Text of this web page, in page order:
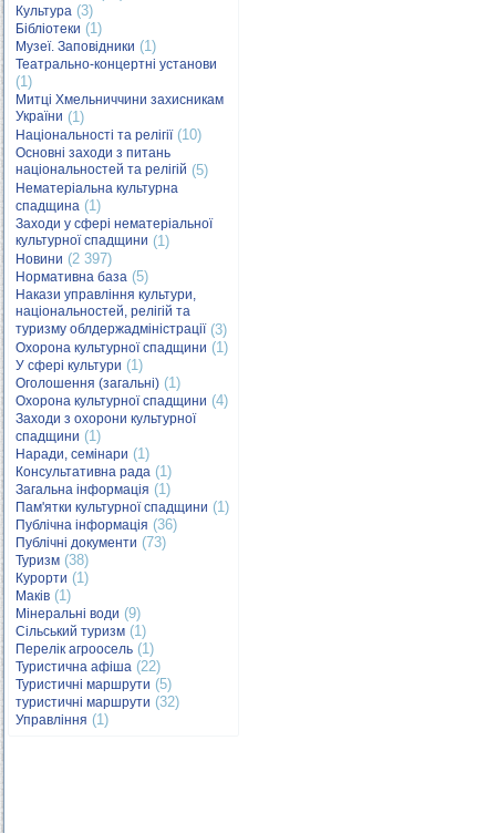
Культура (3)
Бібліотеки (1)
Музеї. Заповідники (1)
Театрально-концертні установи
(1)
Митці Хмельниччини захисникам
України (1)
Національності та релігії(10)
Основні заходи з питань
національностей та релігій (5)
Нематеріальна культурна
спадщина (1)
Заходи у сфері нематеріальної
культурної спадщини (1)
Новини (2 397)
Нормативна база (5)
Накази управління культури,
національностей, релігій та
туризму облдержадміністрації(3)
Охорона культурної спадщини (1)
У сфері культури (1)
Оголошення (загальні) (1)
Охорона культурної спадщини (4)
Заходи з охорони культурної
спадщини (1)
Наради, семінари (1)
Консультативна рада (1)
Загальна інформація (1)
Пам'ятки культурної спадщини (1)
Публічна інформація (36)
Публічні документи (73)
Туризм (38)
Курорти (1)
Маків (1)
Мінеральні води (9)
Сільський туризм (1)
Перелік агроосель (1)
Туристична афіша (22)
Туристичні маршрути (5)
туристичні маршрути (32)
Управління (1)